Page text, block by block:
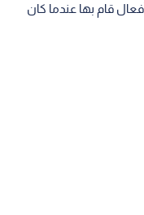
قام بها عندما كان